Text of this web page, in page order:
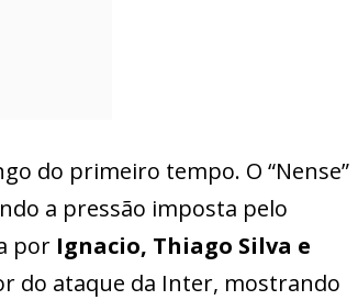
do primeiro tempo. O “Nense”
a pressão imposta pelo
por Ignacio, Thiago Silva e
do ataque da Inter, mostrando